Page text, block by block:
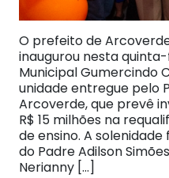
O prefeito de
inaugurou nesta
Municipal Gumercindo
unidade entregue pelo
Arcoverde, que prevê
R$ 15 milhões na
de ensino. A
do Padre Adilson
Nerianny […]